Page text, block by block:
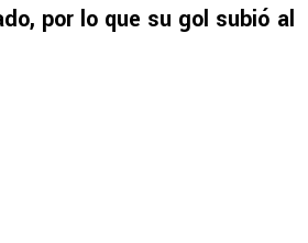
por lo que su gol subió al